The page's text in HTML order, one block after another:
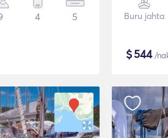
4 5 Buru jahta
$544/